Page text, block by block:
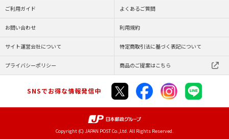
ご利用ガイド よくあるご質問
お問い合わせ 利用規約
サイト運営会社について 特定商取引法に基づく表記について
プライバシーポリシー 商品のご提案はこちら
SNSでお得な情報発信中
Copyright (C) JAPAN POST Co.,Ltd. All Rights Reserved.